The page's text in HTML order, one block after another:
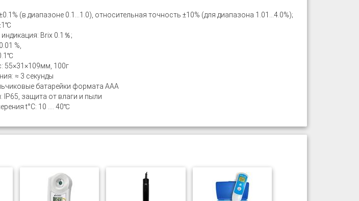
(в диапазоне 0.1...1.0), относительная точность ±10% (для диапазона 1.01...4.0%);
Brix 0.1％;
%,
55×31×109мм, 100г
≈ 3 секунды
батарейки формата ААА
IP65, защита от влаги и пыли
t°C: 10 .... 40℃